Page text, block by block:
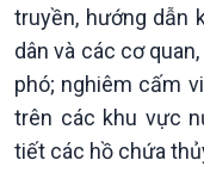
truyền, hướng dẫn
dân và các cơ
phó; nghiêm cấm
trên các khu vực
tiết các hồ chứa